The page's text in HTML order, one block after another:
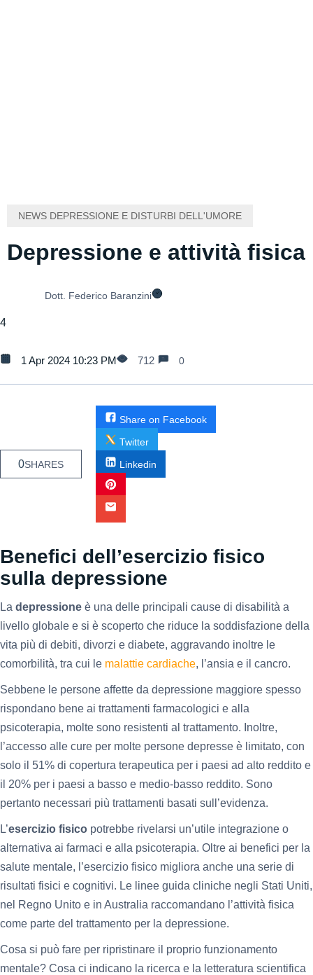
NEWS DEPRESSIONE E DISTURBI DELL'UMORE
Depressione e attività fisica
Dott. Federico Baranzini
4
1 Apr 2024 10:23 PM 712 0
0SHARES
Share on Facebook
Twitter
Linkedin
Benefici dell’esercizio fisico
sulla depressione
La depressione è una delle principali cause di disabilità a
livello globale e si è scoperto che riduce la soddisfazione della
vita più di debiti, divorzi e diabete, aggravando inoltre le
comorbilità, tra cui le malattie cardiache, l’ansia e il cancro.
Sebbene le persone affette da depressione maggiore spesso
rispondano bene ai trattamenti farmacologici e alla
psicoterapia, molte sono resistenti al trattamento. Inoltre,
l’accesso alle cure per molte persone depresse è limitato, con
solo il 51% di copertura terapeutica per i paesi ad alto reddito e
il 20% per i paesi a basso e medio-basso reddito. Sono
pertanto necessari più trattamenti basati sull’evidenza.
L’esercizio fisico potrebbe rivelarsi un’utile integrazione o
alternativa ai farmaci e alla psicoterapia. Oltre ai benefici per la
salute mentale, l’esercizio fisico migliora anche una serie di
risultati fisici e cognitivi. Le linee guida cliniche negli Stati Uniti,
nel Regno Unito e in Australia raccomandano l’attività fisica
come parte del trattamento per la depressione.
Cosa si può fare per ripristinare il proprio funzionamento
mentale? Cosa ci indicano la ricerca e la letteratura scientifica